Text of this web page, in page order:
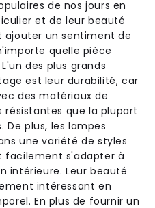
de nos jours en
et de leur beauté
ajouter un sentiment de
quelle pièce
des plus grands
est leur durabilité, car
des matériaux de
résistantes que la plupart
De plus, les lampes
une variété de styles
facilement s'adapter à
intérieure. Leur beauté
intéressant en
En plus de fournir un